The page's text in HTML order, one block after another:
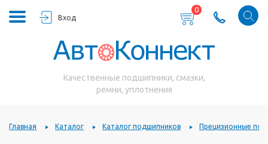
Вход
0
Качественные подшипники, смазки,
ремни, уплотнения
Главная Каталог Каталог подшипников Прецизионные